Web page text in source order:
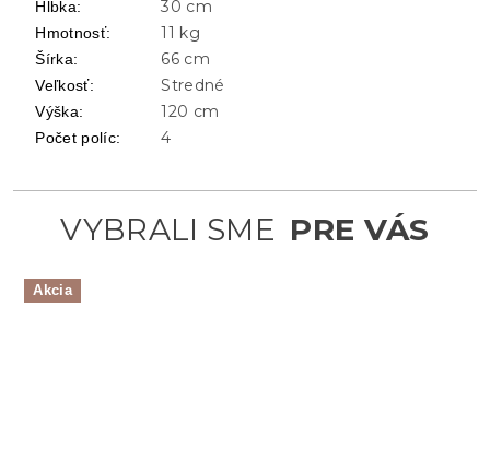
Akcia
Hĺbka: 30 cm
Hmotnosť: 11 kg
Šírka: 66 cm
Veľkosť: Stredné
Výška: 120 cm
Počet políc: 4